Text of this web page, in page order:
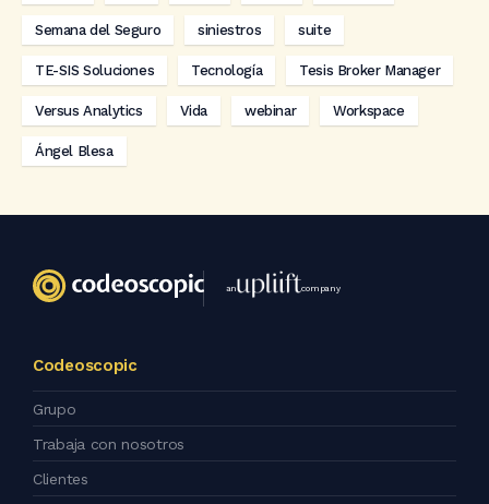
Semana del Seguro siniestros suite
TE-SIS Soluciones Tecnología Tesis Broker Manager
Versus Analytics Vida webinar Workspace
Ángel Blesa
an company
Codeoscopic
Grupo
Trabaja con nosotros
Clientes